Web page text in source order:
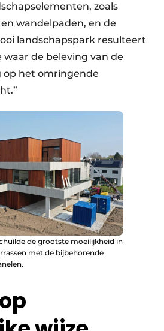
zoals
wandelpaden, en de
landschapspark resulteert
waar de beleving van de
op het omringende
de grootste moeilijkheid in
met de bijbehorende